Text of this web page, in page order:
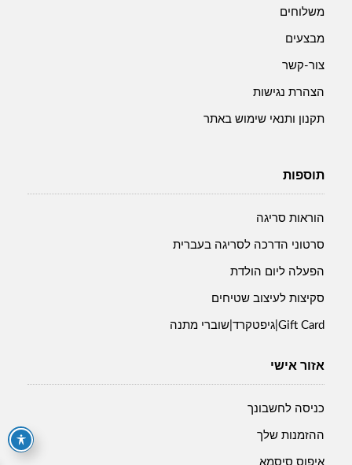
משלוחים
מבצעים
צור-קשר
הצהרת נגישות
תקנון ותנאי שימוש באתר
תוספות
הוראות סריגה
סרטוני הדרכה לסריגה בעברית
הפעלה ליום הולדת
סקיצות לעיצוב שטיחים
Gift Card|גיפטקרד|שוברי מתנה
אזור אישי
כניסה לחשבונך
ההזמנות שלך
איפוס סיסמא